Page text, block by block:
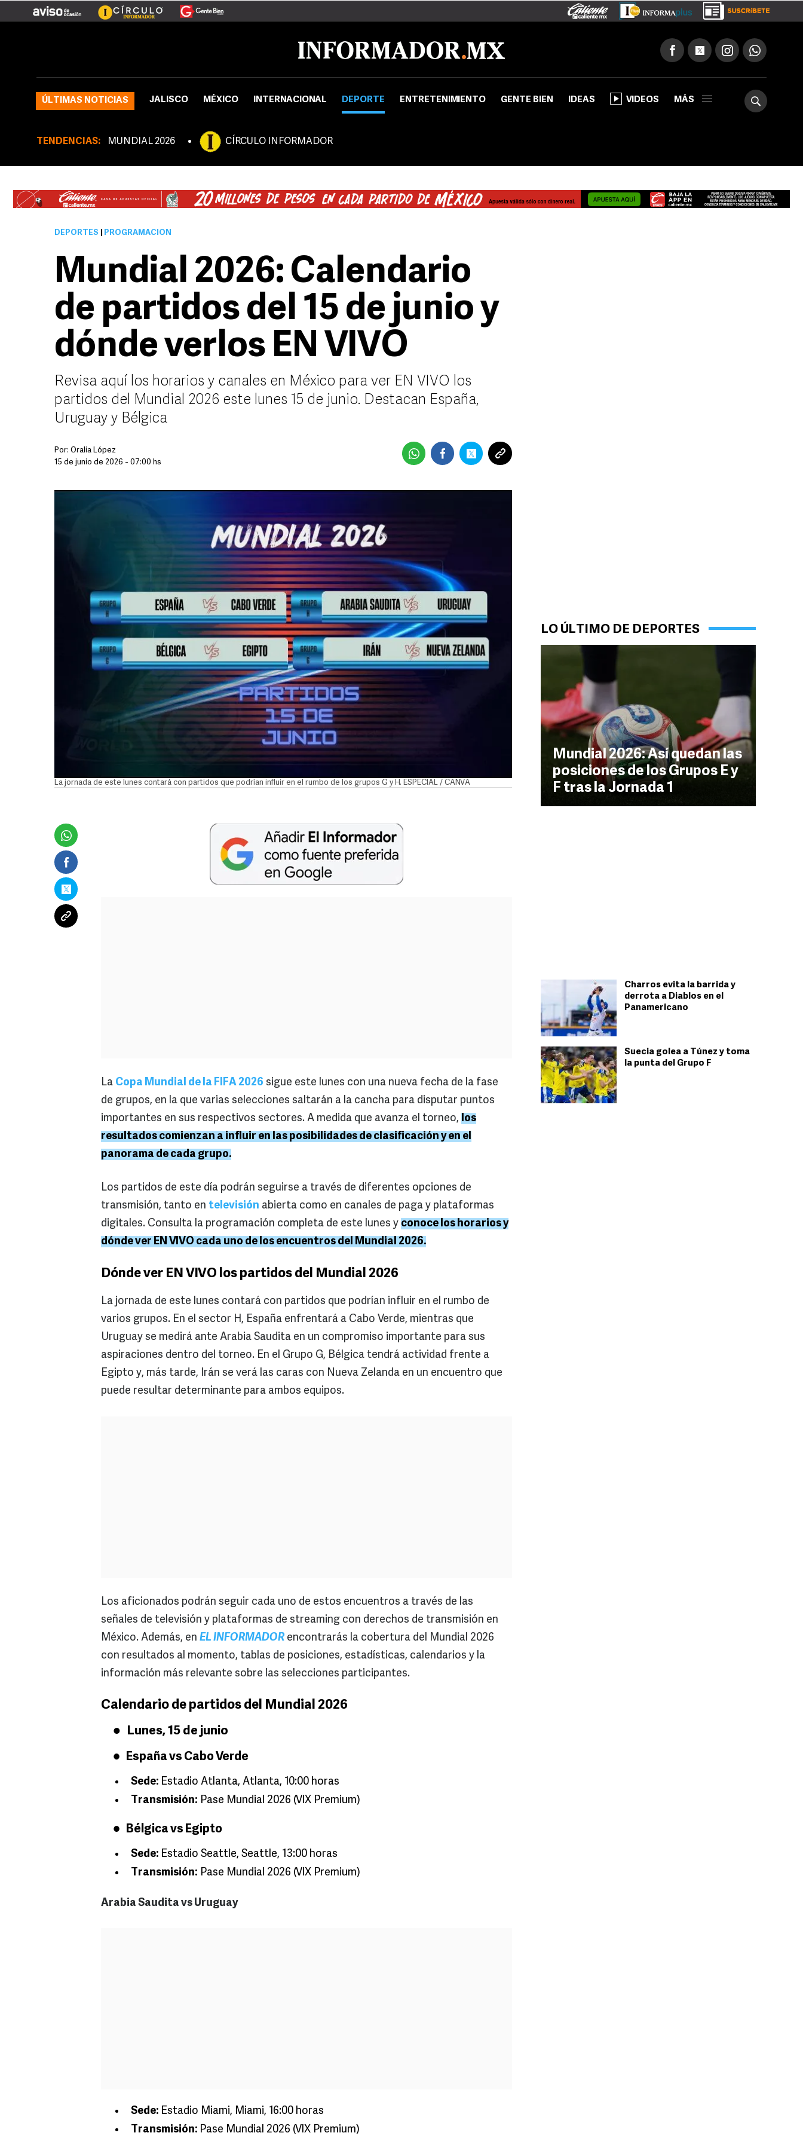
ÚLTIMAS NOTICIAS JALISCO MÉXICO INTERNACIONAL DEPORTE ENTRETENIMIENTO GENTE BIEN IDEAS VIDEOS MÁS
TENDENCIAS: MUNDIAL 2026 CÍRCULO INFORMADOR
LO ÚLTIMO DE DEPORTES
Mundial 2026: Así quedan las
posiciones de los Grupos E y
F tras la Jornada 1
Charros evita la barrida y
derrota a Diablos en el
Panamericano
Suecia golea a Túnez y toma
la punta del Grupo F
DEPORTES PROGRAMACIÓN
Mundial 2026: Calendario
de partidos del 15 de junio y
dónde verlos EN VIVO
Revisa aquí los horarios y canales en México para ver EN VIVO los
partidos del Mundial 2026 este lunes 15 de junio. Destacan España,
Uruguay y Bélgica
Por: Oralia López
15 de junio de 2026 - 07:00 hs
La jornada de este lunes contará con partidos que podrían influir en el rumbo de los grupos G y H. ESPECIAL / CANVA
La Copa Mundial de la FIFA 2026 sigue este lunes con una nueva fecha de la fase
de grupos, en la que varias selecciones saltarán a la cancha para disputar puntos
importantes en sus respectivos sectores. A medida que avanza el torneo, los
resultados comienzan a influir en las posibilidades de clasificación y en el
panorama de cada grupo.
Los partidos de este día podrán seguirse a través de diferentes opciones de
transmisión, tanto en televisión abierta como en canales de paga y plataformas
digitales. Consulta la programación completa de este lunes y conoce los horarios y
dónde ver EN VIVO cada uno de los encuentros del Mundial 2026.
Dónde ver EN VIVO los partidos del Mundial 2026
La jornada de este lunes contará con partidos que podrían influir en el rumbo de
varios grupos. En el sector H, España enfrentará a Cabo Verde, mientras que
Uruguay se medirá ante Arabia Saudita en un compromiso importante para sus
aspiraciones dentro del torneo. En el Grupo G, Bélgica tendrá actividad frente a
Egipto y, más tarde, Irán se verá las caras con Nueva Zelanda en un encuentro que
puede resultar determinante para ambos equipos.
Los aficionados podrán seguir cada uno de estos encuentros a través de las
señales de televisión y plataformas de streaming con derechos de transmisión en
México. Además, en EL INFORMADOR encontrarás la cobertura del Mundial 2026
con resultados al momento, tablas de posiciones, estadísticas, calendarios y la
información más relevante sobre las selecciones participantes.
Calendario de partidos del Mundial 2026
Lunes, 15 de junio
España vs Cabo Verde
Sede: Estadio Atlanta, Atlanta, 10:00 horas
Transmisión: Pase Mundial 2026 (VIX Premium)
Bélgica vs Egipto
Sede: Estadio Seattle, Seattle, 13:00 horas
Transmisión: Pase Mundial 2026 (VIX Premium)
Arabia Saudita vs Uruguay
Sede: Estadio Miami, Miami, 16:00 horas
Transmisión: Pase Mundial 2026 (VIX Premium)